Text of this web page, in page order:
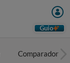
Guio
Comparador